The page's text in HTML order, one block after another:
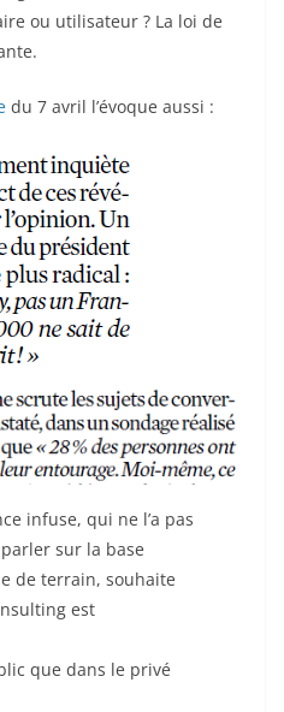
ou utilisateur ? La loi de
du 7 avril l’évoque aussi :
infuse, qui ne l’a pas
sur la base
de terrain, souhaite
est
que dans le privé